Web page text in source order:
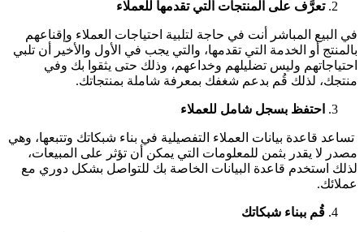
تعرَّف على المنتجات التي تقدمها للعملاء
في البيع المباشر أنت في حاجة لتلبية احتياجات العملاء وإقناعهم
بالمنتج أو الخدمة التي تقدمها، والتي يجب في الأول والأخير أن تلبي
احتياجاتهم وليس تضليلهم وخداعهم، وذلك حتى يثقوا بك وفي
منتجك، لذلك قُم بدعم شغفك بمعرفة شاملة بمنتجاتك.
احتفظ بسجل شامل للعملاء
تساعد قاعدة بيانات العملاء التفصيلية في بناء شبكاتك وتتبعها، وهي
مصدر لا يقدر بثمن للمعلومات التي يمكن أن تؤثر على المبيعات،
لذلك استخدم قاعدة البيانات الخاصة بك للتواصل بشكل دوري مع
عملائك.
قُم ببناء شبكاتك